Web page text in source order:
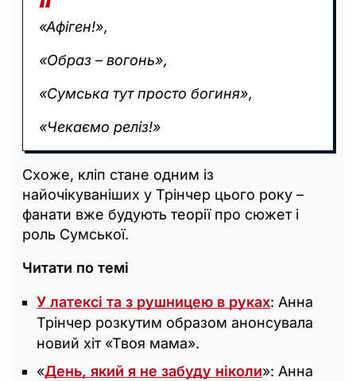
«Афіген!»,
«Образ – вогонь»,
«Сумська тут просто богиня»,
«Чекаємо реліз!»
Схоже, кліп стане одним із
найочікуваніших у Трінчер цього року –
фанати вже будують теорії про сюжет і
роль Сумської.
Читати по темі
У латексі та з рушницею в руках: Анна
Трінчер розкутим образом анонсувала
новий хіт «Твоя мама».
«День, який я не забуду ніколи»: Анна